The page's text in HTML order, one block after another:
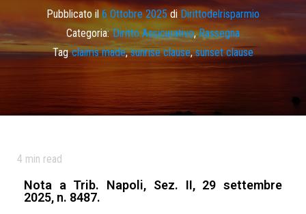
Pubblicato il6 Ottobre 2025di Dirittodelrisparmio
Categoria: Diritto Assicurativo,Rassegna
Tag claims made,sunrise clause,sunset clause
4 min read
Nota a Trib. Napoli, Sez. II, 29 settembre
2025, n. 8487.